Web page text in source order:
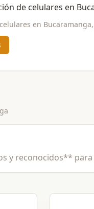
de celulares en
en Bucaramanga
y reconocidos**